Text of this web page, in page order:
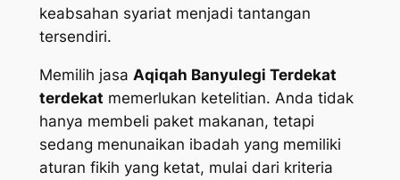
keabsahan syariat menjadi tantangan
tersendiri.
Memilih jasa Aqiqah Banyulegi Terdekat
terdekat memerlukan ketelitian. Anda tidak
hanya membeli paket makanan, tetapi
sedang menunaikan ibadah yang memiliki
aturan fikih yang ketat, mulai dari kriteria